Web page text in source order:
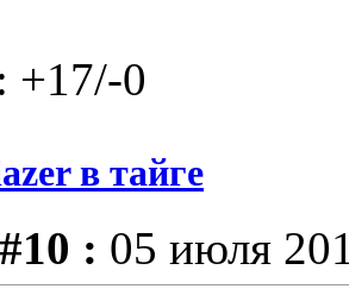
+17/-0
в тайге
: 05 июля